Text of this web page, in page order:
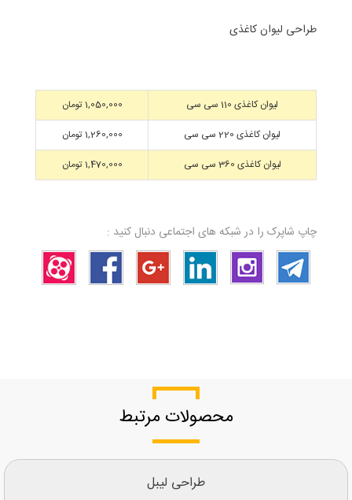
طراحی لیوان کاغذی
لیوان کاغذی 110 سی سی
1,050,000 تومان
لیوان کاغذی 220 سی سی
1,260,000 تومان
لیوان کاغذی 360 سی سی
1,470,000 تومان
چاپ شاپرک را در شبکه های اجتماعی دنبال کنید :
محصولات مرتبط
طراحی لیبل